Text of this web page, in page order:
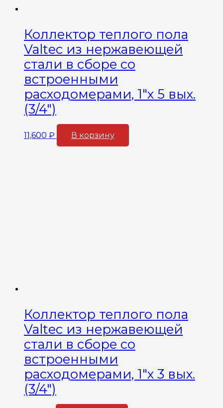
Коллектор теплого пола
Valtec из нержавеющей
стали в сборе со
встроенными
расходомерами, 1″х 5 вых.
(3/4″)
11,600 ₽ В корзину
Коллектор теплого пола
Valtec из нержавеющей
стали в сборе со
встроенными
расходомерами, 1″х 3 вых.
(3/4″)